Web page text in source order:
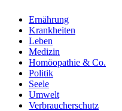
Ernährung
Krankheiten
Leben
Medizin
Homöopathie & Co.
Politik
Seele
Umwelt
Verbraucherschutz